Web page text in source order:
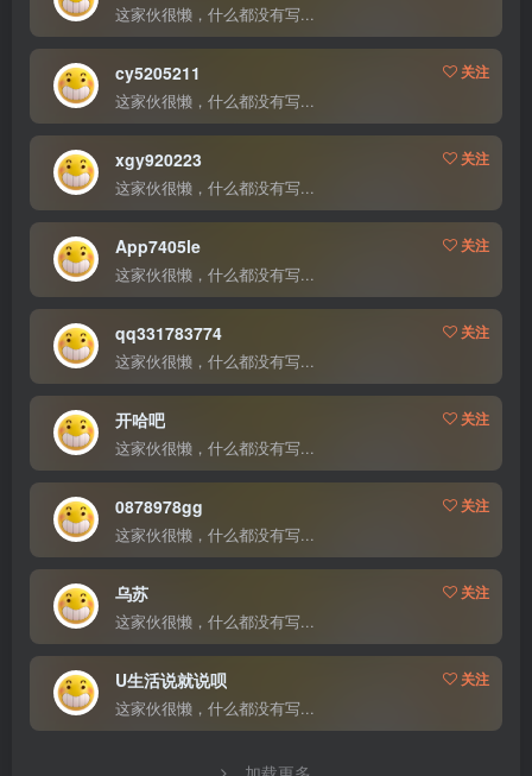
这家伙很懒，什么都没有写...
cy5205211
关注
这家伙很懒，什么都没有写...
xgy920223
关注
这家伙很懒，什么都没有写...
App7405le
关注
这家伙很懒，什么都没有写...
qq331783774
关注
这家伙很懒，什么都没有写...
开哈吧
关注
这家伙很懒，什么都没有写...
0878978gg
关注
这家伙很懒，什么都没有写...
乌苏
关注
这家伙很懒，什么都没有写...
U生活说就说呗
关注
这家伙很懒，什么都没有写...